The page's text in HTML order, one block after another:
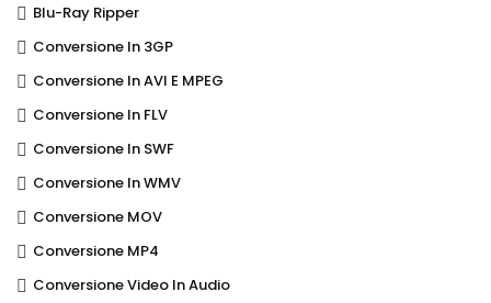
Blu-Ray Ripper
Conversione In 3GP
Conversione In AVI E MPEG
Conversione In FLV
Conversione In SWF
Conversione In WMV
Conversione MOV
Conversione MP4
Conversione Video In Audio